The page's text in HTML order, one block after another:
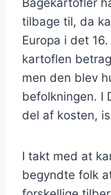
tilbage til, da
Europa i det
kartoflen
men den blev
befolkningen. I
del af kosten,
I takt med at
begyndte folk